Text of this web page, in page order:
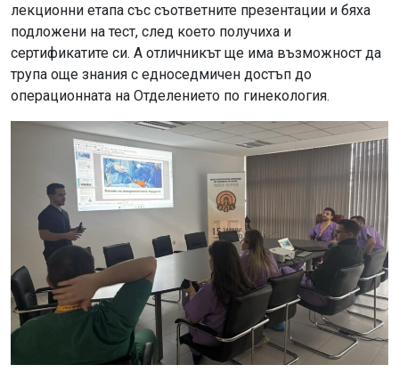
лекционни етапа със съответните презентации и бяха
подложени на тест, след което получиха и
сертификатите си. А отличникът ще има възможност да
трупа още знания с едноседмичен достъп до
операционната на Отделението по гинекология.